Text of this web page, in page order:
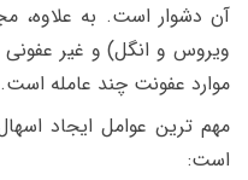
آن دشوار است. به علاوه،
ویروس و انگل) و غیر عفونی
موارد عفونت چند عامله است.
مهم ترین عوامل ایجاد
است: